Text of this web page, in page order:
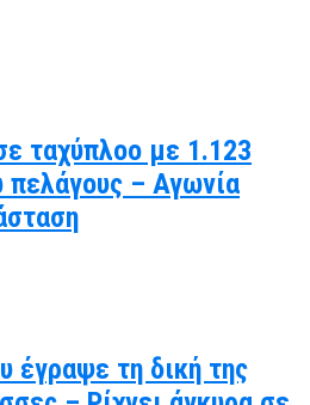
ταχύπλοο με 1.123
– Αγωνία
έγραψε τη δική της